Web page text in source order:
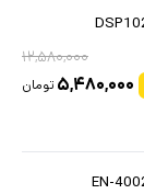
۱۲,۵۸۰,۰۰۰
۵,۴۸۰,۰۰۰ تومان